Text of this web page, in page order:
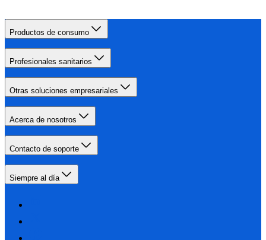
Productos de consumo
Profesionales sanitarios
Otras soluciones empresariales
Acerca de nosotros
Contacto de soporte
Siempre al día